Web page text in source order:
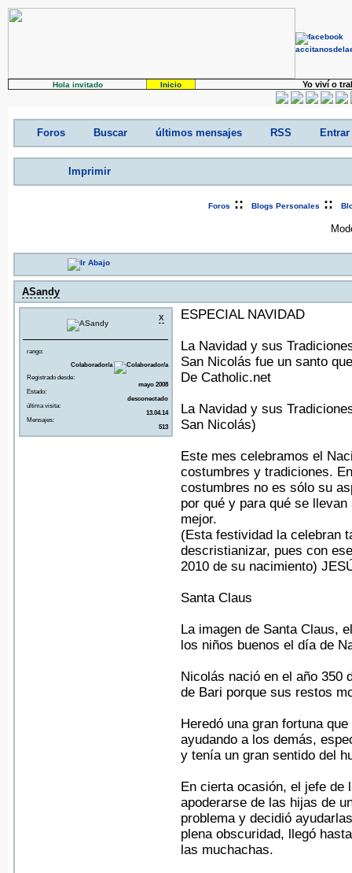
Hola invitado Inicio Yo viví o
Foros Buscar últimos mensajes RSS Entrar
Imprimir
Foros :: Blogs Personales ::
ASandy
x
rango:
Colaborador/a
Registrado desde:
mayo 2008
Estado:
desconectado
última visita:
13.04.14
Mensajes:
513
ESPECIAL NAVIDAD
La Navidad y sus
San Nicolás fue un santo
De Catholic.net
La Navidad y sus
San Nicolás)
Este mes celebramos el
costumbres y tradiciones.
costumbres no es sólo su
por qué y para qué se
mejor.
(Esta festividad la celebran
descristianizar, pues con
2010 de su nacimiento)
Santa Claus
La imagen de Santa Claus,
los niños buenos el día de
Nicolás nació en el año 350
de Bari porque sus restos
Heredó una gran fortuna
ayudando a los demás,
y tenía un gran sentido del
En cierta ocasión, el jefe de
apoderarse de las hijas de
problema y decidió
plena obscuridad, llegó
las muchachas.